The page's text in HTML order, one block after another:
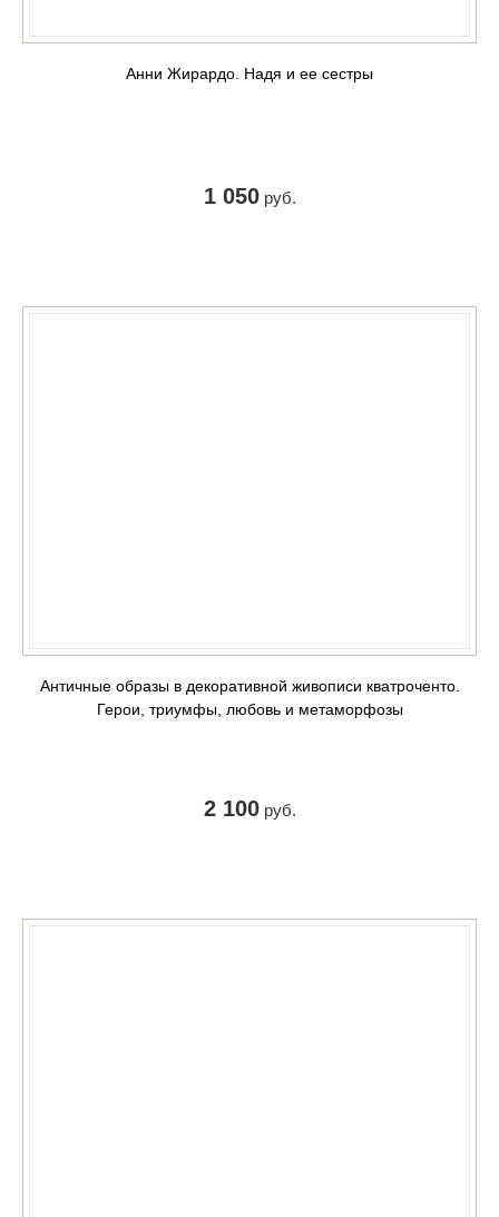
Анни Жирардо. Надя и ее сестры
1 050руб.
Античные образы в декоративной живописи кватроченто.
Герои, триумфы, любовь и метаморфозы
2 100руб.